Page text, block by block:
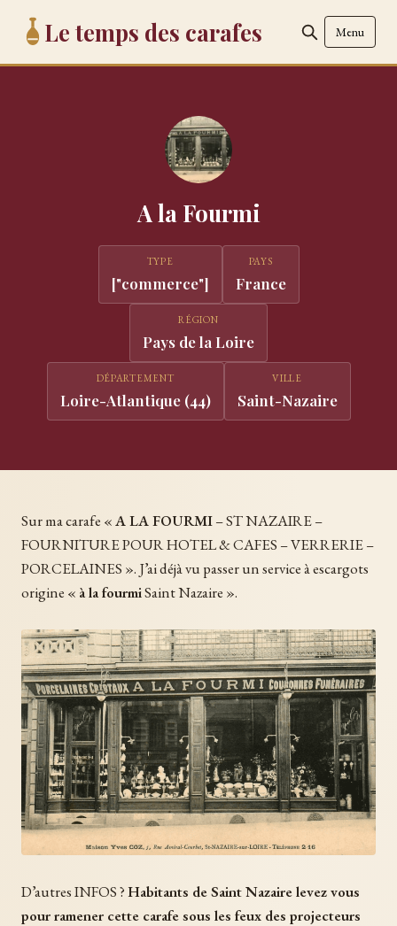
Le temps des carafes Menu
A la Fourmi
TYPE
["commerce"]
PAYS
France
RÉGION
Pays de la Loire
DÉPARTEMENT
Loire-Atlantique (44)
VILLE
Saint-Nazaire
Sur ma carafe «A LA FOURMI– ST NAZAIRE –
FOURNITURE POUR HOTEL & CAFES – VERRERIE –
PORCELAINES ». J’ai déjà vu passer un service à escargots
origine « à la fourmiSaint Nazaire ».
D’autres INFOS ?Habitants de Saint Nazaire levez vous
pour ramener cette carafe sous les feux des projecteurs